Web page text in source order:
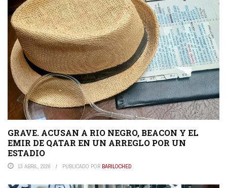
GRAVE. ACUSAN A RIO NEGRO, BEACON Y EL
EMIR DE QATAR EN UN ARREGLO POR UN
ESTADIO
13 ABRIL, 2026 PUBLICADO POR BARILOCHED